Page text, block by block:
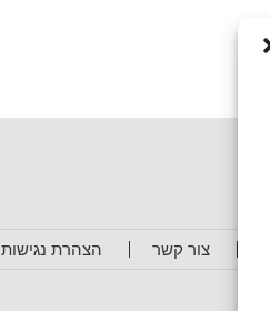
צור קשר הצהרת נגישות